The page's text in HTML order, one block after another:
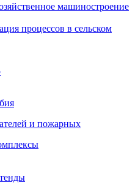
машиностроение
процессов в сельском
и пожарных